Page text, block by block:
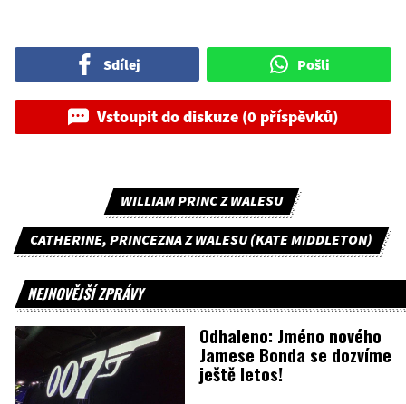
Sdílej Pošli
Vstoupit do diskuze (0 příspěvků)
WILLIAM PRINC Z WALESU
CATHERINE, PRINCEZNA Z WALESU (KATE MIDDLETON)
NEJNOVĚJŠÍ ZPRÁVY
Odhaleno: Jméno nového
Jamese Bonda se dozvíme
ještě letos!